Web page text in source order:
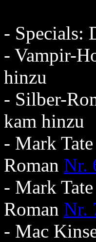
- Specials:
- Vampir-
hinzu
- Silber-
kam hinzu
- Mark
Roman Nr.
- Mark
Roman Nr.
- Mac